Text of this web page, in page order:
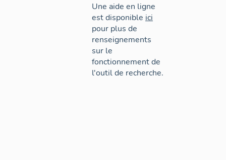
Une aide en ligne
est disponible ici
pour plus de
renseignements
sur le
fonctionnement de
l'outil de recherche.